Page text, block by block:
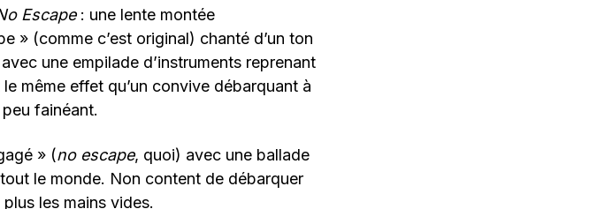
Escape : une lente montée
» (comme c’est original) chanté d’un ton
une empilade d’instruments reprenant
même effet qu’un convive débarquant à
fainéant.
» (no escape, quoi) avec une ballade
le monde. Non content de débarquer
les mains vides.